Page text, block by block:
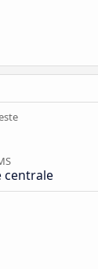
centrale